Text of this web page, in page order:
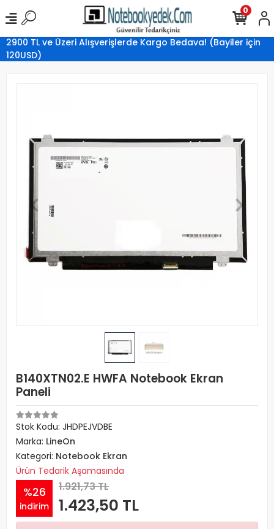
2900 TL ve Üzeri Alışverişlerde Kargo Bedava! (Bayiler için
120USD)
0
B140XTN02.E HWFA Notebook Ekran
Paneli
Stok Kodu: JHDPEJVDBE
Marka: LineOn
Kategori: Notebook Ekran
Ürün Tedarik Aşamasında
%26
indirim
1.921,73 TL
1.423,50 TL